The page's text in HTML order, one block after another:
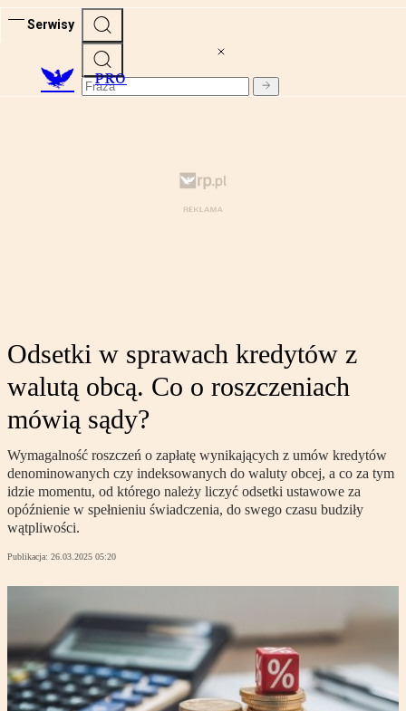
Serwisy
PRO
Odsetki w sprawach kredytów z
walutą obcą. Co o roszczeniach
mówią sądy?
Wymagalność roszczeń o zapłatę wynikających z umów kredytów
denominowanych czy indeksowanych do waluty obcej, a co za tym
idzie momentu, od którego należy liczyć odsetki ustawowe za
opóźnienie w spełnieniu świadczenia, do swego czasu budziły
wątpliwości.
Publikacja: 26.03.2025 05:20